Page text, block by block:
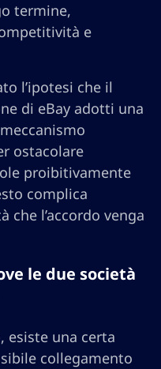
termine,
e
l’ipotesi che il
di eBay adotti una
ostacolare
proibitivamente
complica
l’accordo venga
le due società
esiste una certa
collegamento